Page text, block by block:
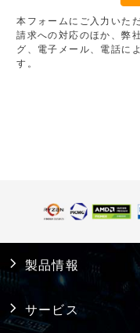
本フォームにご入力いた
請求への対応のほか、弊
グ、電子メール、電話に
す。
製品情報
産業用PC
サービス